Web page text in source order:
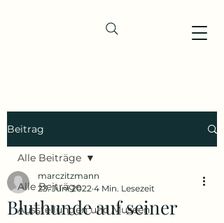
Beitrag
Alle Beiträge
Ausstellungen und Museen
Alle Beiträge
Bluthunde auf seiner
marczitzmann
23. Juni 2022 4 Min. Lesezeit